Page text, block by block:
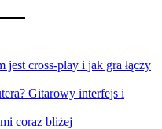
jest cross-play i jak gra łączy
Gitarowy interfejs i
coraz bliżej